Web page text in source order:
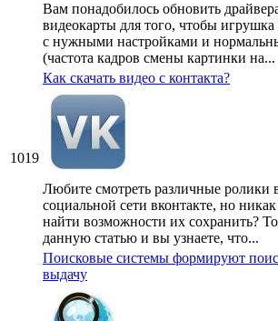
Вам понадобилось обновить
видеокарты для того, чтобы игрушка
с нужными настройками и
(частота кадров смены картинки на...
1019
Как скачать видео с контакта?
Любите смотреть различные ролики
социальной сети вконтакте, но
найти возможности их сохранить?
данную статью и вы узнаете, что...
Поисковые системы формируют
выдачу